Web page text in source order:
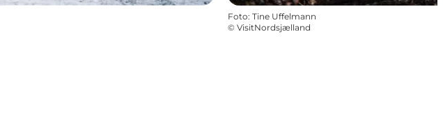
Foto: Tine Uffelmann
© VisitNordsjælland